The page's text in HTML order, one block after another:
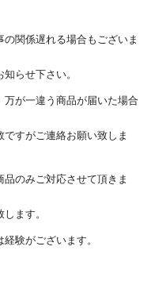
関係遅れる場合もございま
らせ下さい。
が一違う商品が届いた場合
すがご連絡お願い致しま
のみご対応させて頂きま
ます。
験がございます。